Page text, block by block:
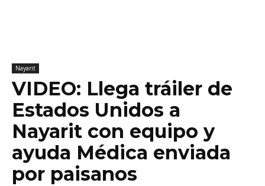
Nayarit
VIDEO: Llega tráiler de
Estados Unidos a
Nayarit con equipo y
ayuda Médica enviada
por paisanos